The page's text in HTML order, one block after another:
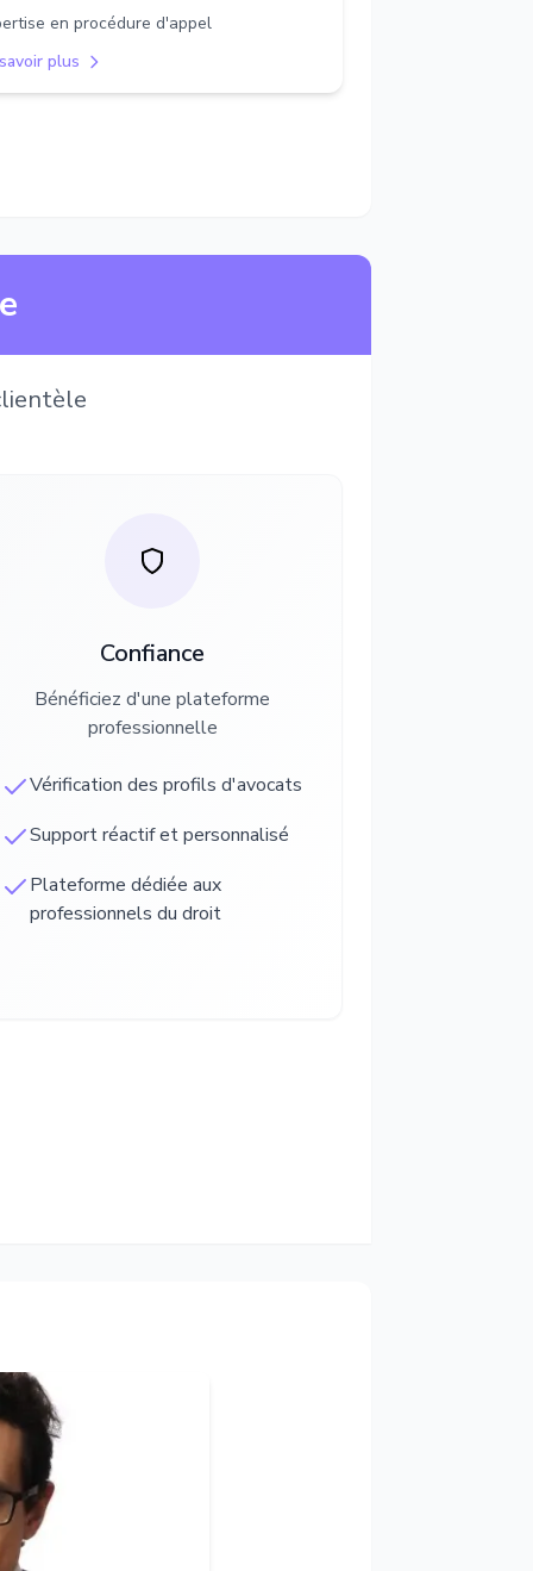
en procédure d'appel
plus
Confiance
Bénéficiez d'une plateforme
professionnelle
Vérification des profils d'avocats
Support réactif et personnalisé
Plateforme dédiée aux
professionnels du droit